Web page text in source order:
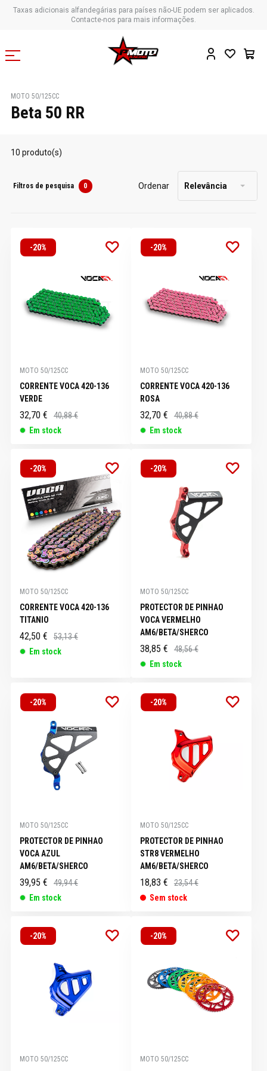
Taxas adicionais alfandegárias para países não-UE podem ser aplicados.
Contacte-nos para mais informações.
MOTO 50/125CC
Beta 50 RR
10 produto(s)
Filtros de pesquisa 0 Ordenar Relevância
-20%
MOTO 50/125CC
CORRENTE VOCA 420-136
VERDE
32,70 €
40,88 €
Em stock
-20%
MOTO 50/125CC
CORRENTE VOCA 420-136
ROSA
32,70 €
40,88 €
Em stock
-20%
MOTO 50/125CC
CORRENTE VOCA 420-136
TITANIO
42,50 €
53,13 €
Em stock
-20%
MOTO 50/125CC
PROTECTOR DE PINHAO
VOCA VERMELHO
AM6/BETA/SHERCO
38,85 €
48,56 €
Em stock
-20%
MOTO 50/125CC
PROTECTOR DE PINHAO
VOCA AZUL
AM6/BETA/SHERCO
39,95 €
49,94 €
Em stock
-20%
MOTO 50/125CC
PROTECTOR DE PINHAO
STR8 VERMELHO
AM6/BETA/SHERCO
18,83 €
23,54 €
Sem stock
-20%
MOTO 50/125CC
-20%
MOTO 50/125CC